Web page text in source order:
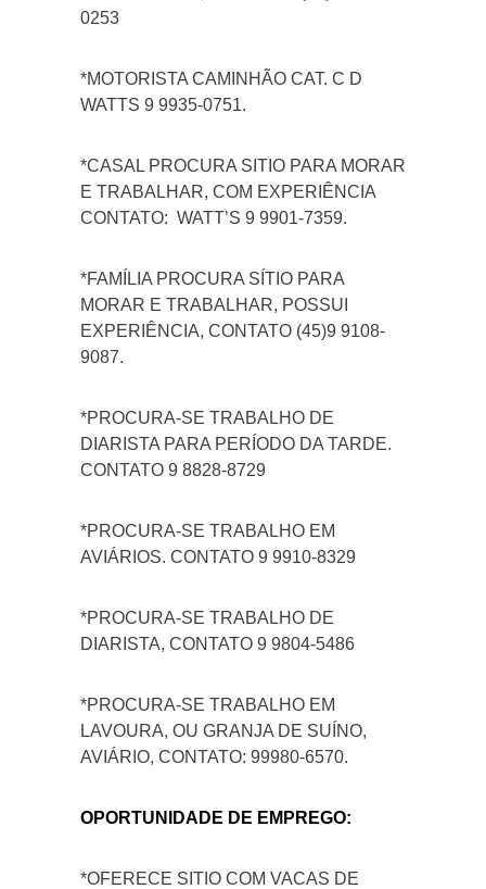
0253
*MOTORISTA CAMINHÃO CAT. C D
WATTS 9 9935-0751.
*CASAL PROCURA SITIO PARA MORAR
E TRABALHAR, COM EXPERIÊNCIA
CONTATO: WATT’S 9 9901-7359.
*FAMÍLIA PROCURA SÍTIO PARA
MORAR E TRABALHAR, POSSUI
EXPERIÊNCIA, CONTATO (45)9 9108-
9087.
*PROCURA-SE TRABALHO DE
DIARISTA PARA PERÍODO DA TARDE.
CONTATO 9 8828-8729
*PROCURA-SE TRABALHO EM
AVIÁRIOS. CONTATO 9 9910-8329
*PROCURA-SE TRABALHO DE
DIARISTA, CONTATO 9 9804-5486
*PROCURA-SE TRABALHO EM
LAVOURA, OU GRANJA DE SUÍNO,
AVIÁRIO, CONTATO: 99980-6570.
OPORTUNIDADE DE EMPREGO:
*OFERECE SITIO COM VACAS DE